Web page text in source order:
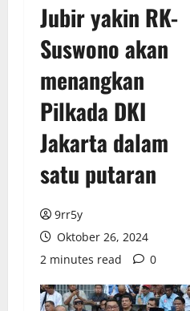
Jubir yakin RK-
Suswono akan
menangkan
Pilkada DKI
Jakarta dalam
satu putaran
9rr5y
Oktober 26, 2024
2 minutes read
0